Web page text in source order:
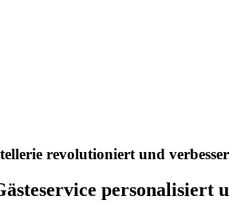
revolutioniert und